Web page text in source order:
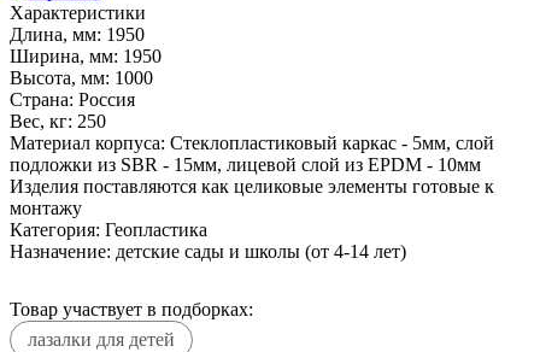
Характеристики
Длина, мм: 1950
Ширина, мм: 1950
Высота, мм: 1000
Страна: Россия
Вес, кг: 250
Материал корпуса: Стеклопластиковый каркас - 5мм, слой
подложки из SBR - 15мм, лицевой слой из EPDM - 10мм
Изделия поставляются как целиковые элементы готовые к
монтажу
Категория: Геопластика
Назначение: детские сады и школы (от 4-14 лет)
Товар участвует в подборках:
лазалки для детей